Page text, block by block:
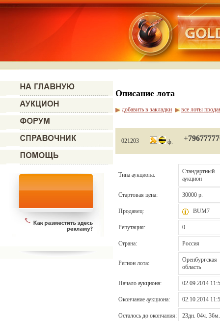
Описание лота
добавить в закладки все лоты
021203 ф.
Типа аукциона:
Стандартный
аукцион
Стартовая цена: 30000 р.
Продавец: BUM7
Репутация: 0
Страна: Россия
Регион лота:
Оренбургская
область
Начало аукциона: 02.09.2014
Окончание аукциона: 02.10.2014
Осталось до окончания: 23дн. 04ч. 36м.